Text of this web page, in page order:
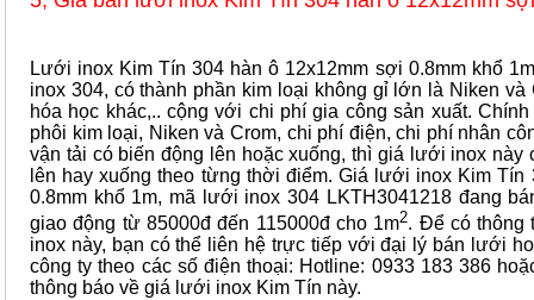
Lưới inox Kim Tín 304 hàn ô 12x12mm sợi 0.8mm khổ
inox 304, có thành phần kim loại không gỉ lớn là Niken và
hóa học khác,.. cộng với chi phí gia công sản xuất.
phôi kim loại, Niken và Crom, chi phí điện, chi phí nhân
vận tải có biến động lên hoặc xuống, thì giá lưới inox này
lên hay xuống theo từng thời điểm. Giá lưới inox Kim Tín
0.8mm khổ 1m, mã lưới inox 304 LKTH3041218 đang
giao động từ 85000đ đến 115000đ cho 1m2. Để có thông
inox này, bạn có thể liên hệ trực tiếp với đại lý bán lưới
công ty theo các số điện thoại: Hotline: 0933 183 386
thông báo về giá lưới inox Kim Tín này.